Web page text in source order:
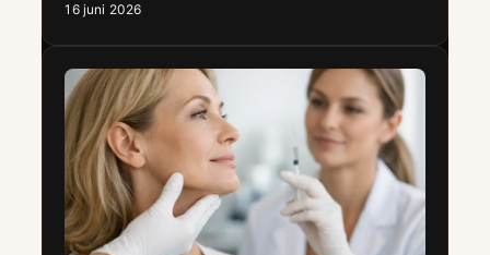
realistisch kunt verwachten.
16 juni 2026